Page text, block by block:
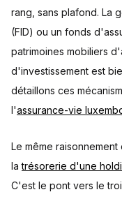
rang, sans plafond. La
(FID) ou un fonds
patrimoines mobiliers
d'investissement est
détaillons ces
l'assurance-vie
Le même
latrésorerie d'une
C'est le pont vers le